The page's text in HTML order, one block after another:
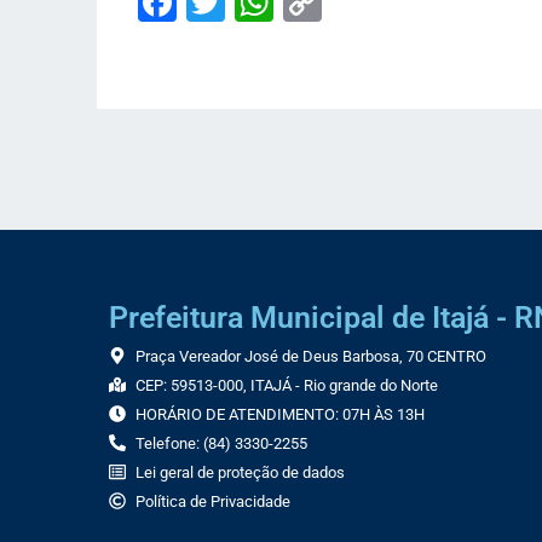
Prefeitura Municipal de Itajá -
Praça Vereador José de Deus Barbosa, 70 CENTRO
CEP: 59513-000, ITAJÁ - Rio grande do Norte
HORÁRIO DE ATENDIMENTO: 07H ÀS 13H
Telefone: (84) 3330-2255
Lei geral de proteção de dados
Política de Privacidade